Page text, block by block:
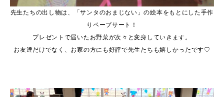
先生たちの出し物は、「サンタのおまじない」の絵本をもとにした手作
りペープサート！
プレゼントで届いたお野菜が次々と変身していきます。
お友達だけでなく、お家の方にも好評で先生たちも嬉しかったです♡